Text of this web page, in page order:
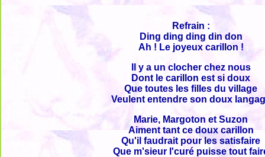
Refrain :
Ding ding ding din don
Ah ! Le joyeux carillon !
Il y a un clocher chez nous
Dont le carillon est si doux
Que toutes les filles du village
Veulent entendre son doux
Marie, Margoton et Suzon
Aiment tant ce doux carillon
Qu'il faudrait pour les satisfaire
Que m'sieur l'curé puisse tout